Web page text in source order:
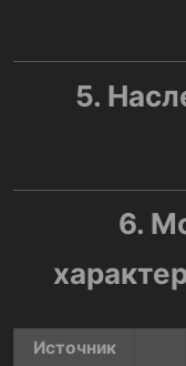
5.
6.
Источник